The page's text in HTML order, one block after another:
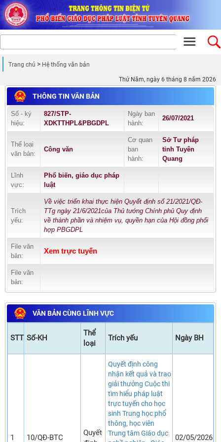
Trang chủ Hệ thống văn bản
Thứ Năm, ngày 6 tháng 8 năm 2026
THÔNG TIN VĂN BẢN
Số - ký
hiệu:
827/STP-
XDKTTHPL&PBGDPL
Ngày ban
hành:
26/07/2021
Thể loại
văn bản:
Công văn
Cơ quan
ban
hành:
Sở Tư pháp
tỉnh Tuyên
Quang
Lĩnh
vực:
Phổ biến, giáo dục pháp
luật
Trích
yếu:
Về việc triển khai thực hiện Quyết định số 21/2021/QĐ-
TTg ngày 21/6/2021của Thủ tướng Chính phủ Quy định
về thành phần và nhiệm vụ, quyền hạn của Hội đồng phối
hợp PBGDPL
File văn
bản:
Xem trực tuyến
File văn
bản:
VĂN BẢN CÙNG LĨNH VỰC
STT Số-KH
Thể
loại
Trích yếu Ngày BH
1 10/QĐ-BTC
Quyết
Quyết định công
nhận kết quả và trao
giải thưởng Cuộc thi
tìm hiểu pháp luật
trực tuyến cho học
sinh Trung học phổ
thông, học viên
Trung tâm Giáo dục
02/05/2026